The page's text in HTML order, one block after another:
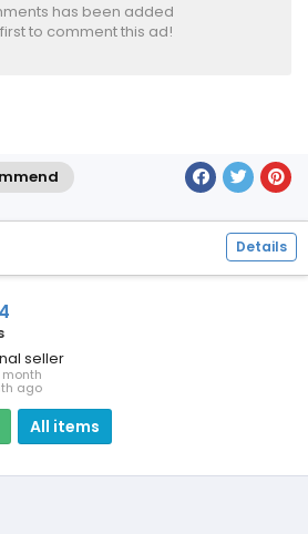
has been added
to comment this ad!
Details
seller
month
ago
All items